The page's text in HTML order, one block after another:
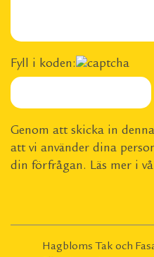
Fyll i koden:
Genom att skicka in
att vi använder dina
din förfrågan. Läs mer i
Hagbloms Tak och